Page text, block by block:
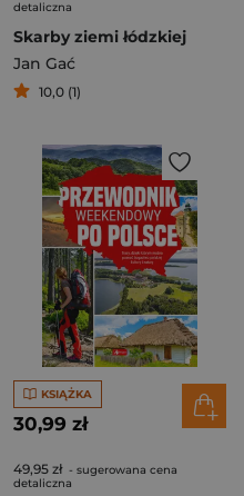
detaliczna
Skarby ziemi łódzkiej
Jan Gać
10,0 (1)
KSIĄŻKA
30,99 zł
49,95 zł - sugerowana cena
detaliczna